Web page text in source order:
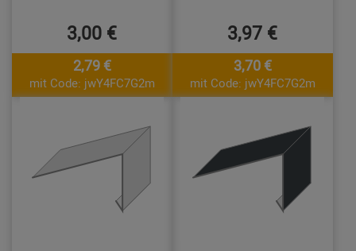
3,00 €
2,79 €
mit Code: jwY4FC7G2m
3,97 €
3,70 €
mit Code: jwY4FC7G2m